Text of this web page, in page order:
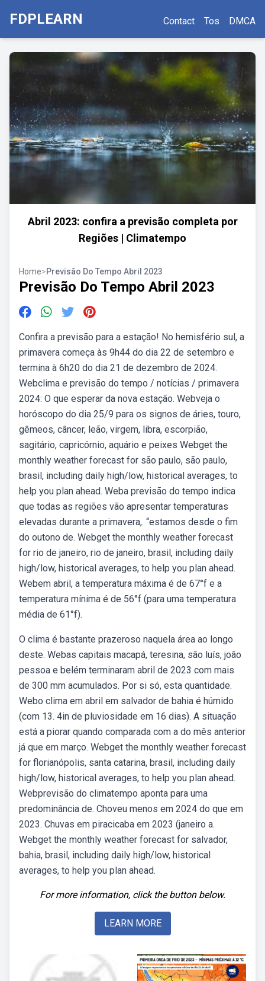
FDPLEARN Contact Tos DMCA
Abril 2023: confira a previsão completa por
Regiões | Climatempo
Home>Previsão Do Tempo Abril 2023
Previsão Do Tempo Abril 2023
Confira a previsão para a estação! No hemisfério sul, a
primavera começa às 9h44 do dia 22 de setembro e
termina à 6h20 do dia 21 de dezembro de 2024.
Webclima e previsão do tempo / notícias / primavera
2024: O que esperar da nova estação. Webveja o
horóscopo do dia 25/9 para os signos de áries, touro,
gêmeos, câncer, leão, virgem, libra, escorpião,
sagitário, capricórnio, aquário e peixes Webget the
monthly weather forecast for são paulo, são paulo,
brasil, including daily high/low, historical averages, to
help you plan ahead. Weba previsão do tempo indica
que todas as regiões vão apresentar temperaturas
elevadas durante a primavera,. “estamos desde o fim
do outono de. Webget the monthly weather forecast
for rio de janeiro, rio de janeiro, brasil, including daily
high/low, historical averages, to help you plan ahead.
Webem abril, a temperatura máxima é de 67°f e a
temperatura mínima é de 56°f (para uma temperatura
média de 61°f).
O clima é bastante prazeroso naquela área ao longo
deste. Webas capitais macapá, teresina, são luís, joão
pessoa e belém terminaram abril de 2023 com mais
de 300 mm acumulados. Por si só, esta quantidade.
Webo clima em abril em salvador de bahia é húmido
(com 13. 4in de pluviosidade em 16 dias). A situação
está a piorar quando comparada com a do mês anterior
já que em março. Webget the monthly weather forecast
for florianópolis, santa catarina, brasil, including daily
high/low, historical averages, to help you plan ahead.
Webprevisão do climatempo aponta para uma
predominância de. Choveu menos em 2024 do que em
2023. Chuvas em piracicaba em 2023 (janeiro a.
Webget the monthly weather forecast for salvador,
bahia, brasil, including daily high/low, historical
averages, to help you plan ahead.
For more information, click the button below.
LEARN MORE